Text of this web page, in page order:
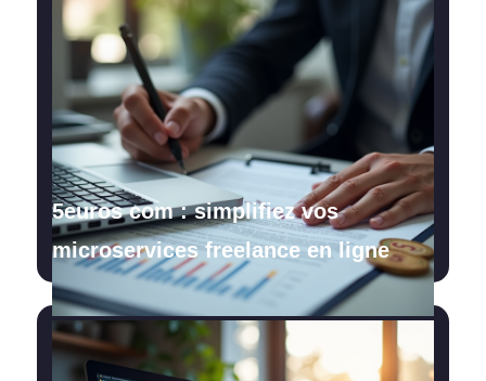
5euros com : simplifiez vos
microservices freelance en ligne